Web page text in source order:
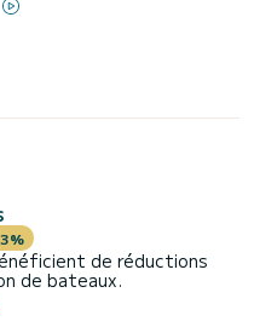
de réductions
de bateaux.